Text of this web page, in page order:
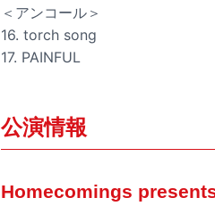
＜アンコール＞
16. torch song
17. PAINFUL
公演情報
Homecomings